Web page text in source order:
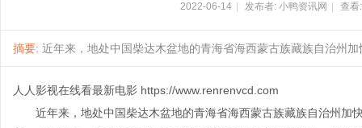
2022-06-14 发布者: 小鸭资讯网 查
摘要: 近年来，地处中国柴达木盆地的青海省海西蒙古族藏族自治州
人人影视在线看最新电影 https://www.renrenvcd.com
近年来，地处中国柴达木盆地的青海省海西蒙古族藏族自治州加